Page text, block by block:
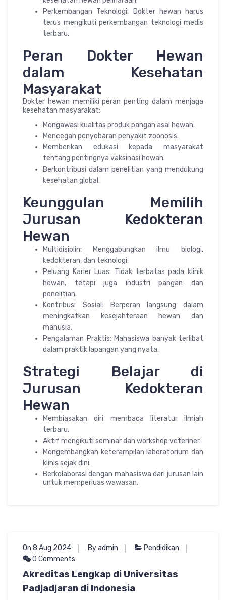
Perkembangan Teknologi: Dokter hewan harus
terus mengikuti perkembangan teknologi medis
terbaru.
Peran Dokter Hewan
dalam Kesehatan
Masyarakat
Dokter hewan memiliki peran penting dalam menjaga
kesehatan masyarakat:
Mengawasi kualitas produk pangan asal hewan.
Mencegah penyebaran penyakit zoonosis.
Memberikan edukasi kepada masyarakat
tentang pentingnya vaksinasi hewan.
Berkontribusi dalam penelitian yang mendukung
kesehatan global.
Keunggulan Memilih
Jurusan Kedokteran
Hewan
Multidisiplin: Menggabungkan ilmu biologi,
kedokteran, dan teknologi.
Peluang Karier Luas: Tidak terbatas pada klinik
hewan, tetapi juga industri pangan dan
penelitian.
Kontribusi Sosial: Berperan langsung dalam
meningkatkan kesejahteraan hewan dan
manusia.
Pengalaman Praktis: Mahasiswa banyak terlibat
dalam praktik lapangan yang nyata.
Strategi Belajar di
Jurusan Kedokteran
Hewan
Membiasakan diri membaca literatur ilmiah
terbaru.
Aktif mengikuti seminar dan workshop veteriner.
Mengembangkan keterampilan laboratorium dan
klinis sejak dini.
Berkolaborasi dengan mahasiswa dari jurusan lain
untuk memperluas wawasan.
On 8 Aug 2024 By admin
Pendidikan
0 Comments
Akreditas Lengkap di Universitas
Padjadjaran di Indonesia